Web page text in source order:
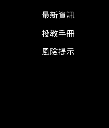
最新資訊
投教手冊
風險提示